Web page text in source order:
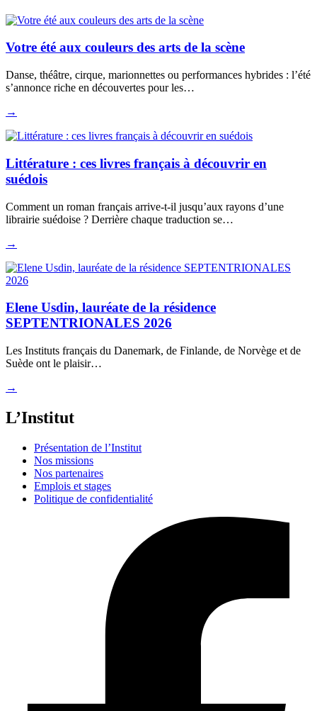
Votre été aux couleurs des arts de la scène
Danse, théâtre, cirque, marionnettes ou performances hybrides : l’été
s’annonce riche en découvertes pour les…
→
Littérature : ces livres français à découvrir en
suédois
Comment un roman français arrive-t-il jusqu’aux rayons d’une
librairie suédoise ? Derrière chaque traduction se…
→
Elene Usdin, lauréate de la résidence
SEPTENTRIONALES 2026
Les Instituts français du Danemark, de Finlande, de Norvège et de
Suède ont le plaisir…
→
L’Institut
Présentation de l’Institut
Nos missions
Nos partenaires
Emplois et stages
Politique de confidentialité